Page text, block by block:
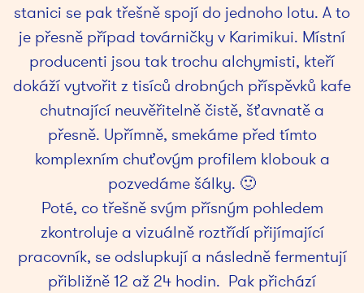
stanici se pak třešně spojí do jednoho lotu. A to
je přesně případ továrničky v Karimikui. Místní
producenti jsou tak trochu alchymisti, kteří
dokáží vytvořit z tisíců drobných příspěvků kafe
chutnající neuvěřitelně čistě, šťavnatě a
přesně. Upřímně, smekáme před tímto
komplexním chuťovým profilem klobouk a
pozvedáme šálky. 🙂
Poté, co třešně svým přísným pohledem
zkontroluje a vizuálně roztřídí přijímající
pracovník, se odslupkují a následně fermentují
přibližně 12 až 24 hodin. Pak přichází